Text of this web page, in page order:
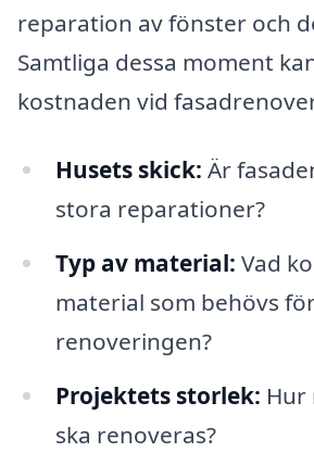
reparation av fönster och
Samtliga dessa moment
kostnaden vid
Husets skick: Är
stora reparationer?
Typ av material: Vad
material som behövs
renoveringen?
Projektets storlek: Hur
ska renoveras?